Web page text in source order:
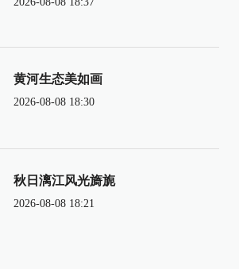
黄河生态美如画
2026-08-08 18:30
秋日漓江风光旖旎
2026-08-08 18:21